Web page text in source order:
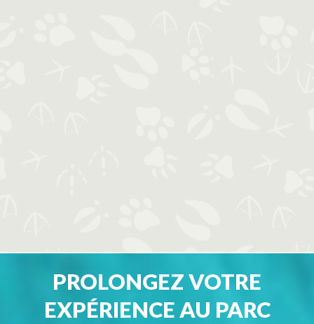
PROLONGEZ VOTRE
EXPÉRIENCE AU PARC